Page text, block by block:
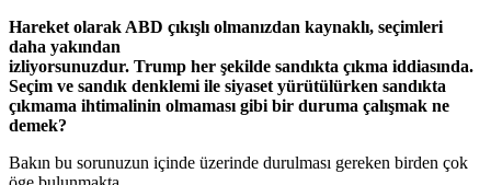
Hareket olarak ABD çıkışlı olmanızdan kaynaklı, seçimleri
daha yakından
izliyorsunuzdur. Trump her şekilde sandıkta çıkma iddiasında.
Seçim ve sandık denklemi ile siyaset yürütülürken sandıkta
çıkmama ihtimalinin olmaması gibi bir duruma çalışmak ne
demek?
Bakın bu sorunuzun içinde üzerinde durulması gereken birden çok